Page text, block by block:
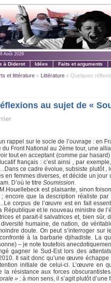
6 Août 2026
à Diderot Idées Faits et arguments
et littérature» Littérature» Quelques
au sujet de «
rappel sur le socle de l’ouvrage : en
du Front National au 2ème tour, une
tout en acceptant (comme par
français : c’est ainsi , par
ce cadre évolue, subsiste plutôt ,
en femmes diverses, et décide un
D’où le titre Soumission.
est plaisante, sinon
encore que la description réaliste
corpus de l’œuvre est en fait
République et le nouveau ministre de
et parait-il salvatrices et, bien
humaine, de nation, de
doute. On peut s’interroger
confronté à la barbarie djihadiste. La
– je note toutefois
gagner le Sud-Est lors des
Il sait donc qu’une œuvre
initiale de celui-ci. L’œuvre en
la résistance aux forces
»: à mon sens, il s’agit plutôt d’une